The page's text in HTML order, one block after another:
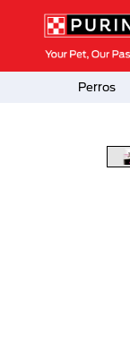
Pasar al
Menú
Menú Perros